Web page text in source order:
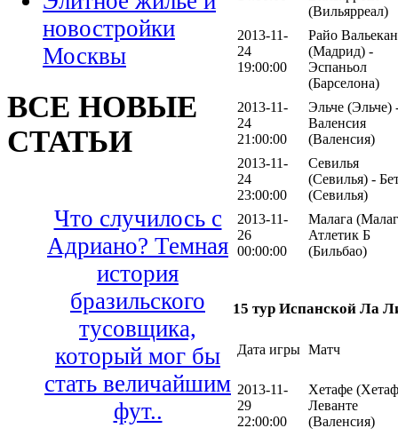
новостройки
Москвы
ВСЕ НОВЫЕ
СТАТЬИ
Что случилось с
Адриано? Темная
история
бразильского
тусовщика,
который мог бы
стать величайшим
фут..
(Вильярреал)
2013-11-
24
19:00:00
Райо
(Мадрид) -
Эспаньол
(Барселона)
2013-11-
24
21:00:00
Эльче (Эльче)
Валенсия
(Валенсия)
2013-11-
24
23:00:00
Севилья
(Севилья) -
(Севилья)
2013-11-
26
00:00:00
Малага
Атлетик Б
(Бильбао)
15 тур Испанской Ла
Дата игры Матч
2013-11-
29
22:00:00
Хетафе
Леванте
(Валенсия)